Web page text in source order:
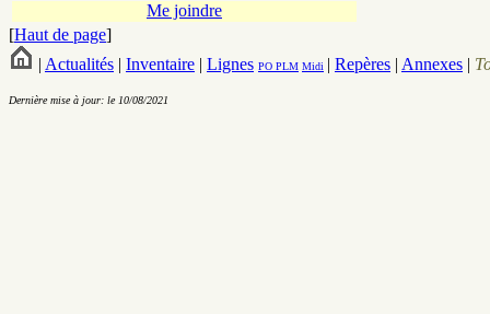
Me joindre
[Haut de page]
| Actualités | Inventaire | Lignes PO PLM Midi | Repères | Annexes |
Dernière mise à jour: le 10/08/2021